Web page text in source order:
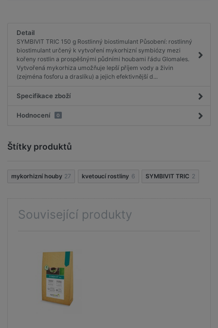
Detail
SYMBIVIT TRIC 150 g Rostlinný biostimulant Působení: rostlinný
biostimulant určený k vytvoření mykorhizní symbiózy mezi
kořeny rostlin a prospěšnými půdními houbami řádu Glomales.
Vytvořená mykorhiza umožňuje lepší příjem vody a živin
(zejména fosforu a draslíku) a jejich efektivnější d...
Specifikace zboží
Hodnocení 0
Štítky produktů
mykorhizní houby 27 kvetoucí rostliny 6 SYMBIVIT TRIC 2
Související produkty